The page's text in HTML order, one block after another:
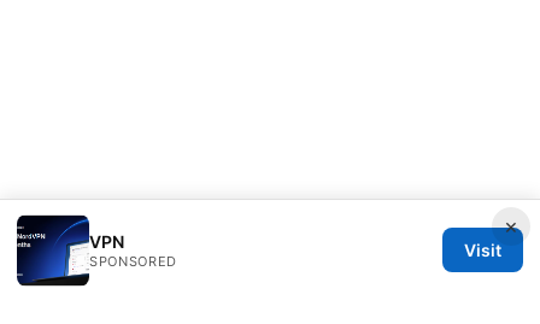
×
VPN
SPONSORED
Visit